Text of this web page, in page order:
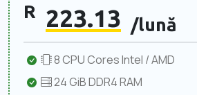
R 223.13 /lună
8 CPU Cores Intel / AMD
24 GiB DDR4 RAM